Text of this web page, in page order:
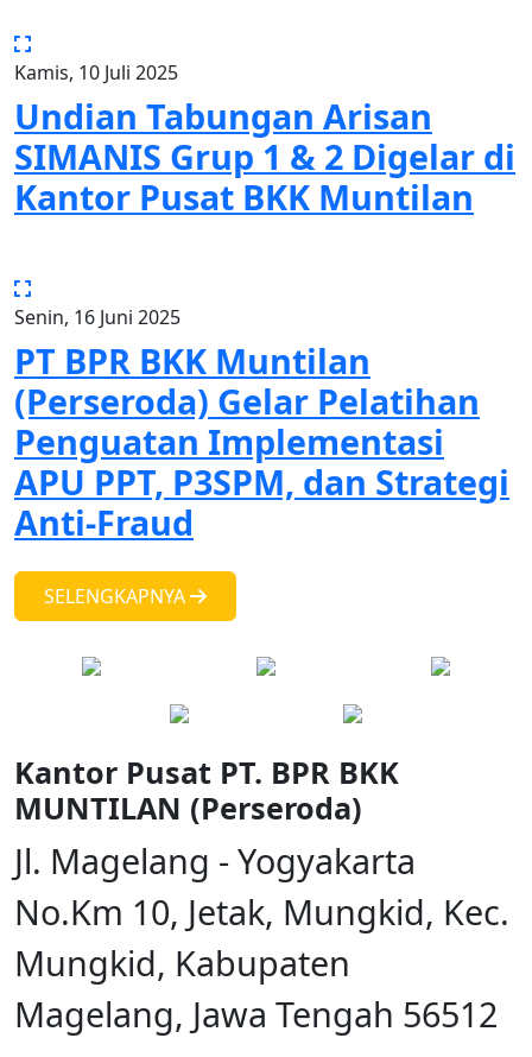
Kamis, 10 Juli 2025
Undian Tabungan Arisan
SIMANIS Grup 1 & 2 Digelar di
Kantor Pusat BKK Muntilan
Senin, 16 Juni 2025
PT BPR BKK Muntilan
(Perseroda) Gelar Pelatihan
Penguatan Implementasi
APU PPT, P3SPM, dan Strategi
Anti-Fraud
SELENGKAPNYA
Kantor Pusat PT. BPR BKK
MUNTILAN (Perseroda)
Jl. Magelang - Yogyakarta
No.Km 10, Jetak, Mungkid, Kec.
Mungkid, Kabupaten
Magelang, Jawa Tengah 56512